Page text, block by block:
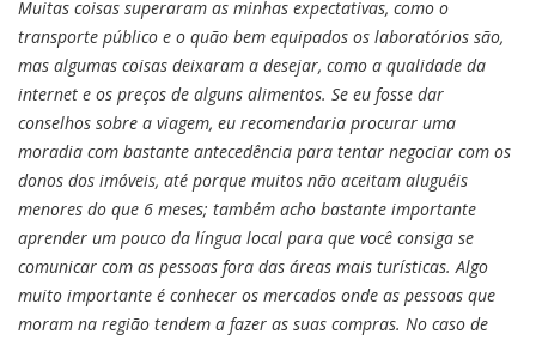
Muitas coisas superaram as minhas expectativas, como o
transporte público e o quão bem equipados os laboratórios são,
mas algumas coisas deixaram a desejar, como a qualidade da
internet e os preços de alguns alimentos. Se eu fosse dar
conselhos sobre a viagem, eu recomendaria procurar uma
moradia com bastante antecedência para tentar negociar com os
donos dos imóveis, até porque muitos não aceitam aluguéis
menores do que 6 meses; também acho bastante importante
aprender um pouco da língua local para que você consiga se
comunicar com as pessoas fora das áreas mais turísticas. Algo
muito importante é conhecer os mercados onde as pessoas que
moram na região tendem a fazer as suas compras. No caso de